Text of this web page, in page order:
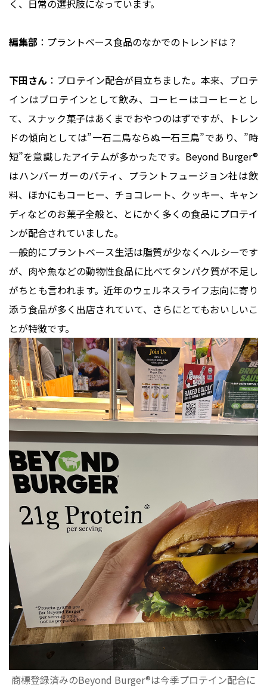
く、日常の選択肢になっています。
編集部 ：プラントベース食品のなかでのトレンドは？
下田さん ：プロテイン配合が目立ちました。本来、プロテ
インはプロテインとして飲み、コーヒーはコーヒーとし
て、スナック菓子はあくまでおやつのはずですが、トレン
ドの傾向としては”一石二鳥ならぬ一石三鳥”であり、”時
短”を意識したアイテムが多かったです。Beyond Burger®
はハンバーガーのパティ、プラントフュージョン社は飲
料、ほかにもコーヒー、チョコレート、クッキー、キャン
ディなどのお菓子全般と、とにかく多くの食品にプロテイ
ンが配合されていました。
一般的にプラントベース生活は脂質が少なくヘルシーです
が、 肉や魚などの動物性食品に比べてタンパク質が不足し
がちとも言われます。近年のウェルネスライフ志向に寄り
添う食品が多く出店されていて、さらにとてもおいしいこ
とが特徴です。
商標登録済みのBeyond Burger®は今季プロテイン配合に